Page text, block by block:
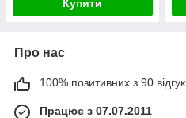
Купити
Про нас
100% позитивних з 90
Працює з 07.07.2011